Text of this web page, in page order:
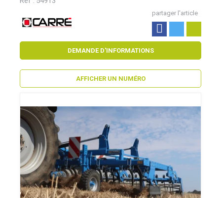
partager l'article
DEMANDE D'INFORMATIONS
AFFICHER UN NUMÉRO